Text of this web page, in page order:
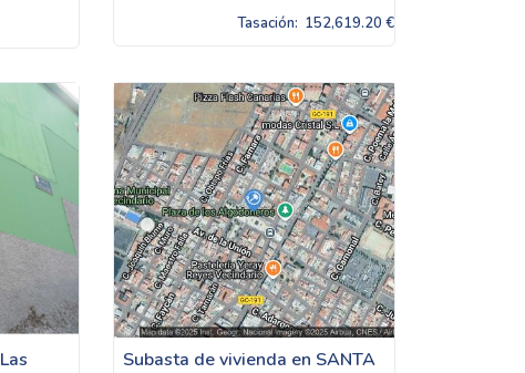
Tasación: 152,619.20 €
Subasta de vivienda en SANTA